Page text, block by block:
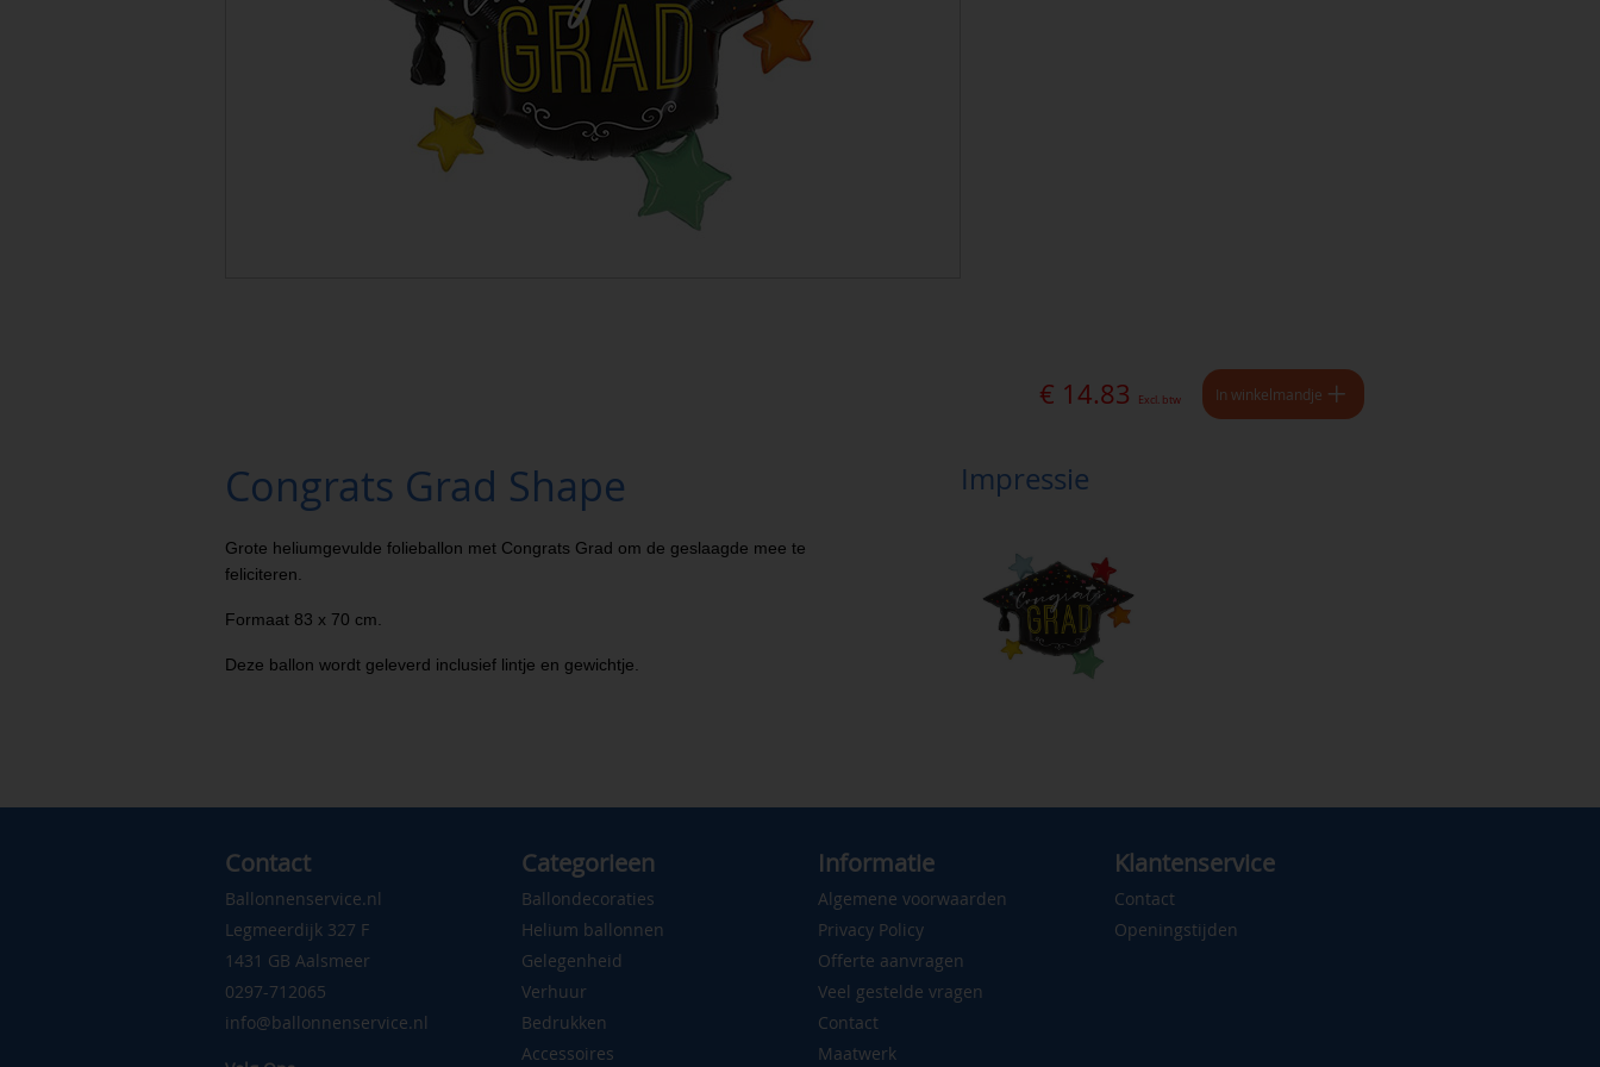
€ 14.83 Excl. btw In winkelmandje
Congrats Grad Shape
Grote heliumgevulde folieballon met Congrats Grad om de geslaagde mee te
feliciteren.
Formaat 83 x 70 cm.
Deze ballon wordt geleverd inclusief lintje en gewichtje.
Impressie
Contact
Ballonnenservice.nl
Legmeerdijk 327 F
1431 GB Aalsmeer
0297-712065
info@ballonnenservice.nl
Categorieen
Ballondecoraties
Helium ballonnen
Gelegenheid
Verhuur
Bedrukken
Accessoires
Informatie
Algemene voorwaarden
Privacy Policy
Offerte aanvragen
Veel gestelde vragen
Contact
Maatwerk
Klantenservice
Contact
Openingstijden